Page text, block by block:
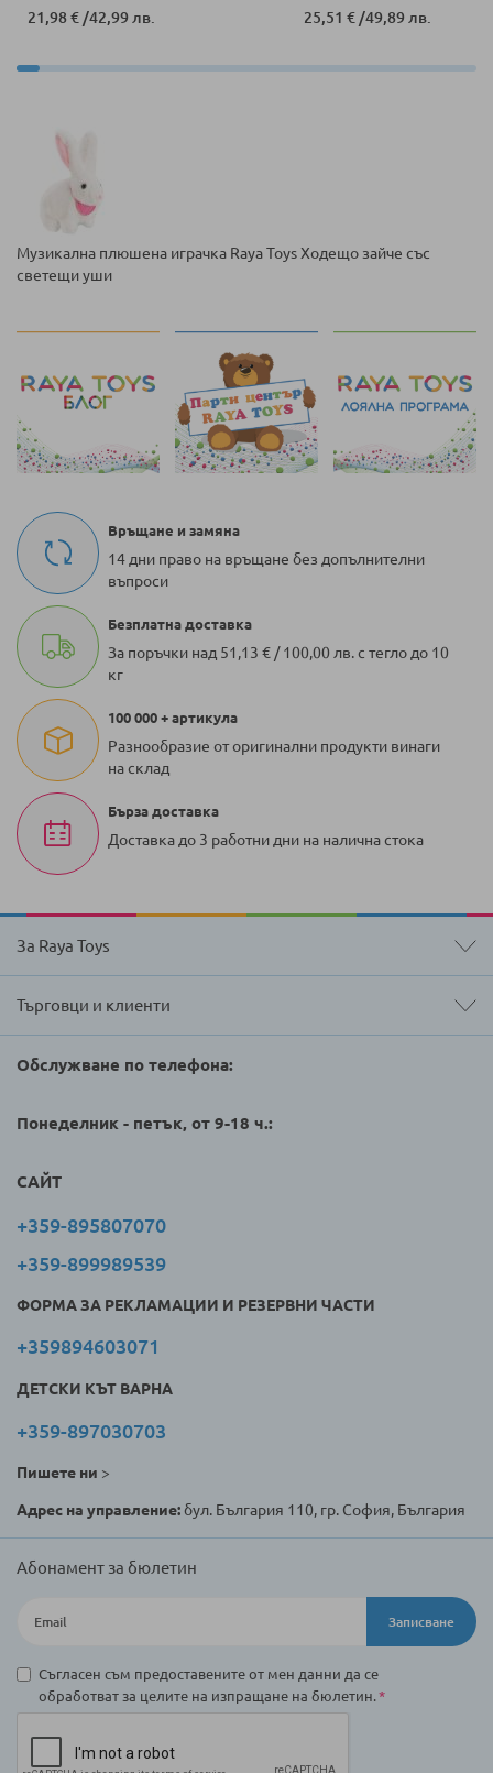
21,98 €/42,99 лв. 25,51 €/49,89 лв.
Музикална плюшена играчка Raya Toys Ходещо зайче със
светещи уши
Връщане и замяна
14 дни право на връщане без допълнителни
въпроси
Безплатна доставка
За поръчки над 51,13 € / 100,00 лв. с тегло до 10
кг
100 000 + артикула
Разнообразие от оригинални продукти винаги
на склад
Бърза доставка
Доставка до 3 работни дни на налична стока
За Raya Toys
Търговци и клиенти
Обслужване по телефона:
Понеделник - петък, от 9-18 ч.:
САЙТ
+359-895807070
+359-899989539
ФОРМА ЗА РЕКЛАМАЦИИ И РЕЗЕРВНИ ЧАСТИ
+359894603071
ДЕТСКИ КЪТ ВАРНА
+359-897030703
Пишете ни >
Адрес на управление:бул. България 110, гр. София, България
Абонамент за бюлетин
Записване
Съгласен съм предоставените от мен данни да се
обработват за целите на изпращане на бюлетин.